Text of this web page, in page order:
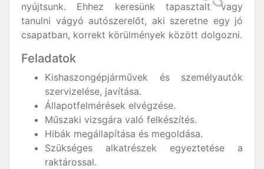
nyújtsunk. Ehhez keresünk tapasztalt vagy
tanulni vágyó autószerelőt, aki szeretne egy jó
csapatban, korrekt körülmények között dolgozni.
Feladatok
Kishaszongépjárművek és személyautók
szervizelése, javítása.
Állapotfelmérések elvégzése.
Műszaki vizsgára való felkészítés.
Hibák megállapítása és megoldása.
Szükséges alkatrészek egyeztetése a
raktárossal.